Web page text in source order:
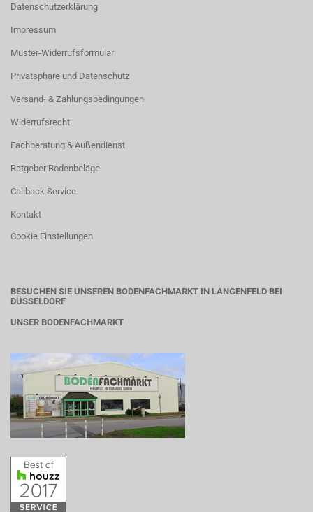
Datenschutzerklärung
Impressum
Muster-Widerrufsformular
Privatsphäre und Datenschutz
Versand- & Zahlungsbedingungen
Widerrufsrecht
Fachberatung & Außendienst
Ratgeber Bodenbeläge
Callback Service
Kontakt
Cookie Einstellungen
BESUCHEN SIE UNSEREN BODENFACHMARKT IN LANGENFELD BEI
DÜSSELDORF
UNSER BODENFACHMARKT